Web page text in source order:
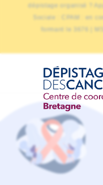
dépistage organisé ?
Sociale : CPAM : en
formant le 3676 |